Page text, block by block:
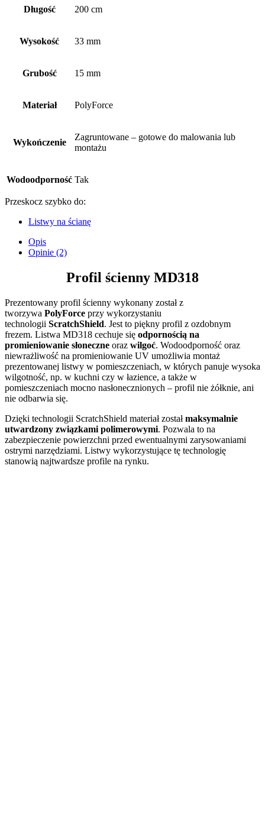
Długość 200 cm
Wysokość 33 mm
Grubość 15 mm
Materiał PolyForce
Wykończenie
Zagruntowane – gotowe do malowania lub
montażu
Wodoodporność Tak
Przeskocz szybko do:
Listwy na ścianę
Opis
Opinie (2)
Profil ścienny MD318
Prezentowany profil ścienny wykonany został z
tworzywa PolyForce przy wykorzystaniu
technologii ScratchShield. Jest to piękny profil z ozdobnym
frezem. Listwa MD318 cechuje się odpornością na
promieniowanie słoneczne oraz wilgoć. Wodoodporność oraz
niewrażliwość na promieniowanie UV umożliwia montaż
prezentowanej listwy w pomieszczeniach, w których panuje wysoka
wilgotność, np. w kuchni czy w łazience, a także w
pomieszczeniach mocno nasłonecznionych – profil nie żółknie, ani
nie odbarwia się.
Dzięki technologii ScratchShield materiał zostałmaksymalnie
utwardzony związkami polimerowymi. Pozwala to na
zabezpieczenie powierzchni przed ewentualnymi zarysowaniami
ostrymi narzędziami. Listwy wykorzystujące tę technologię
stanowią najtwardsze profile na rynku.